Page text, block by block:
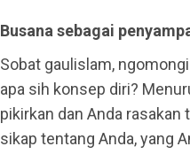
Busana sebagai
Sobat gaulislam,
apa sih konsep diri?
pikirkan dan Anda
sikap tentang Anda, yang